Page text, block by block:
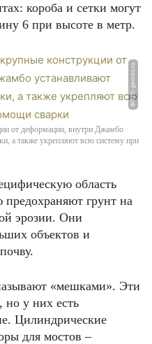
короба и сетки могут
6 при высоте в метр.
ФОТО: georex.ru
от деформации, внутри Джамбо
а также укрепляют всю систему при
область
грунт на
эрозии. Они
объектов и
«мешками». Эти
но у них есть
Цилиндрические
для мостов –